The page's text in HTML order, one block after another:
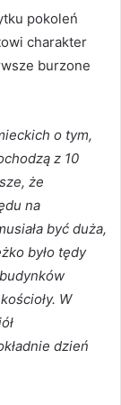
pokoleń
charakter
burzone
o tym,
z 10
że
na
być duża,
było tędy
W
dzień